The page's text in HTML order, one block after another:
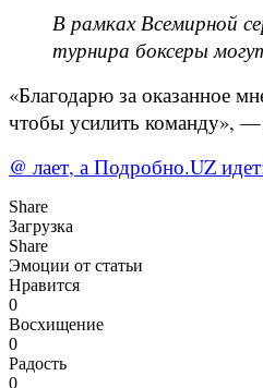
В рамках Всемирной
турнира боксеры
«Благодарю за оказанное
чтобы усилить команду»,
@ лает, а Подробно.UZ
Share
Загрузка
Share
Эмоции от статьи
Нравится
0
Восхищение
0
Радость
0